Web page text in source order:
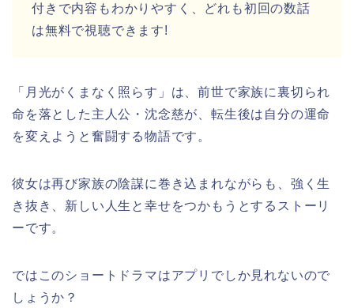
付きで内容もわかりやすく、どれも初回の数話
は無料で視聴できます!
「月光がくまなく照らす 」 は、前世で家族に裏切られ
命を落とした主人公・沈念慈が、転生後は自分の運命
を変えようと奮闘する物語です。
彼女は再び家族の陰謀に巻き込まれながらも、強く生
き抜き、新しい人生と幸せをつかもうとするストーリ
ーです。
ではこのショートドラマはアプリでしか見れないので
しょうか？